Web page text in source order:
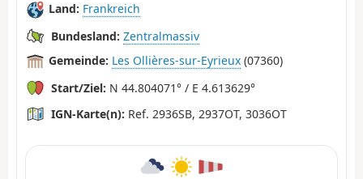
Land: Frankreich
Bundesland: Zentralmassiv
Gemeinde: Les Ollières-sur-Eyrieux (07360)
Start/Ziel: N 44.804071° / E 4.613629°
IGN-Karte(n): Ref. 2936SB, 2937OT, 3036OT